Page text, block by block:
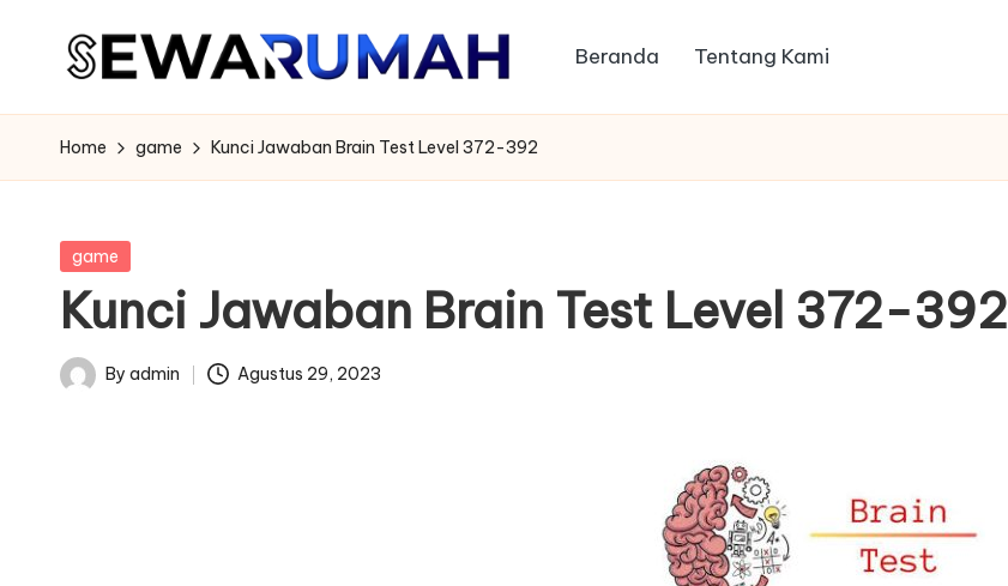
Beranda Tentang Kami
Home game Kunci Jawaban Brain Test Level 372-392
Posted
game
Kunci Jawaban Brain Test Level 372-392
Posted
By admin Agustus 29, 2023